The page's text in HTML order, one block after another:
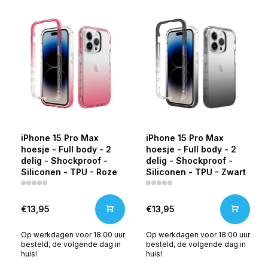
iPhone 15 Pro Max
hoesje - Full body - 2
delig - Shockproof -
Siliconen - TPU - Roze
€13,95
Op werkdagen voor 18:00 uur
besteld, de volgende dag in
huis!
iPhone 15 Pro Max
hoesje - Full body - 2
delig - Shockproof -
Siliconen - TPU - Zwart
€13,95
Op werkdagen voor 18:00 uur
besteld, de volgende dag in
huis!